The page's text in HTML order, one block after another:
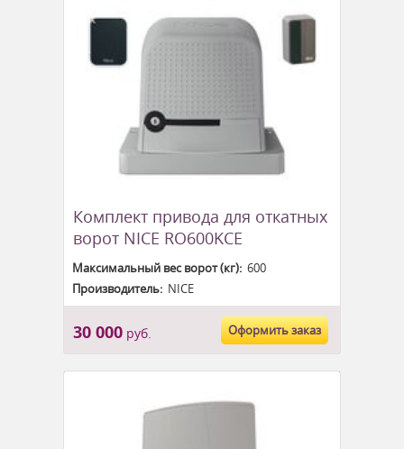
Комплект привода для откатных
ворот NICE RO600KCE
Максимальный вес ворот (кг):600
Производитель:NICE
30 000руб. Оформить заказ